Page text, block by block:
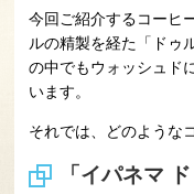
今回ご紹介するコーヒ
ルの精製を経た「ドゥ
の中でもウォッシュド
います。
それでは、どのような
「イパネマ